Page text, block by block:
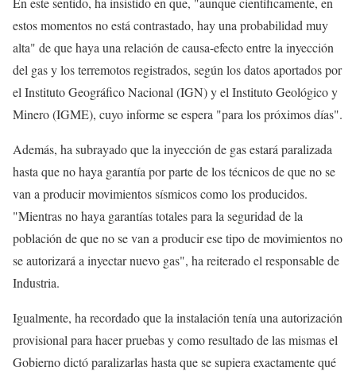
estos momentos no está contrastado, hay una probabilidad muy
alta" de que haya una relación de causa-efecto entre la inyección
del gas y los terremotos registrados, según los datos aportados por
el Instituto Geográfico Nacional (IGN) y el Instituto Geológico y
Minero (IGME), cuyo informe se espera "para los próximos días".
Además, ha subrayado que la inyección de gas estará paralizada
hasta que no haya garantía por parte de los técnicos de que no se
van a producir movimientos sísmicos como los producidos.
"Mientras no haya garantías totales para la seguridad de la
población de que no se van a producir ese tipo de movimientos no
se autorizará a inyectar nuevo gas", ha reiterado el responsable de
Industria.
Igualmente, ha recordado que la instalación tenía una autorización
provisional para hacer pruebas y como resultado de las mismas el
Gobierno dictó paralizarlas hasta que se supiera exactamente qué